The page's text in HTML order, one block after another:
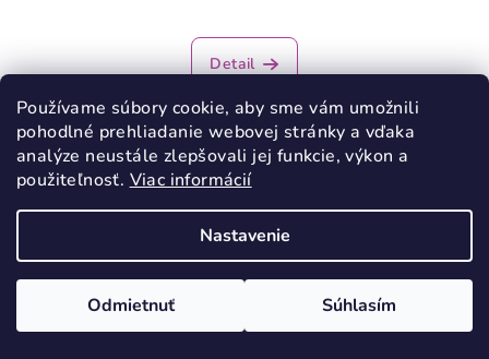
Používame súbory cookie, aby sme vám umožnili
pohodlné prehliadanie webovej stránky a vďaka
analýze neustále zlepšovali jej funkcie, výkon a
použiteľnosť. Viac informácií
Nastavenie
Odmietnuť Súhlasím
Detail